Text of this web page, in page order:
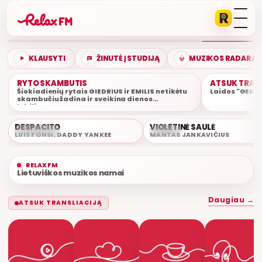
ETERYJE
GERIAUSIA DIENA
KLAUSYTI ŽINUTĖ Į STUDIJĄ MUZIKOS RADARAS
RYTO SKAMBUTIS
Šiokiadienių rytais GIEDRIUS ir EMILIS netikėtu
skambučiu žadina ir sveikina dienos
jubiliatus.
ATSUK
Laidos "GERA
ŠIUO METU
DESPACITO
LUIS FONSI, DADDY YANKEE 06:48
VIOLETINĖ SAULĖ
MANTAS JANKAVIČIUS
RELAX FM
Lietuviškos muzikos namai
ATSUK TRANSLIACIJĄ Daugiau →